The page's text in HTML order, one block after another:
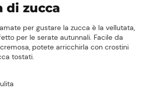
di zucca
per gustare la zucca è la vellutata,
per le serate autunnali. Facile da
potete arricchirla con crostini
tostati.